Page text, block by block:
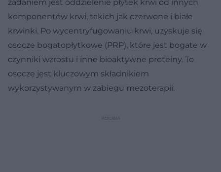
zadaniem jest oddzielenie płytek krwi od innych
komponentów krwi, takich jak czerwone i białe
krwinki. Po wycentryfugowaniu krwi, uzyskuje się
osocze bogatopłytkowe (PRP), które jest bogate w
czynniki wzrostu i inne bioaktywne proteiny. To
osocze jest kluczowym składnikiem
wykorzystywanym w zabiegu mezoterapii.